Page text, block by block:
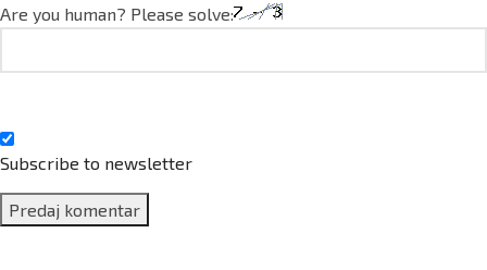
Are you human? Please solve:
Subscribe to newsletter